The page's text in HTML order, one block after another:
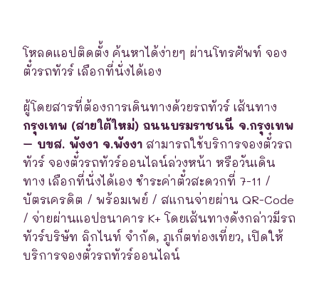
โหลดแอปติดตั้ง ค้นหาได้ง่ายๆ ผ่านโทรศัพท์ จอง
ตั๋วรถทัวร์ เลือกที่นั่งได้เอง
ผู้โดยสารที่ต้องการเดินทางด้วยรถทัวร์ เส้นทาง
กรุงเทพ (สายใต้ใหม่) ถนนบรมราชนนี จ.กรุงเทพ
– บขส. พังงา จ.พังงา สามารถใช้บริการจองตั๋วรถ
ทัวร์ จองตั๋วรถทัวร์ออนไลน์ล่วงหน้า หรือวันเดิน
ทาง เลือกที่นั่งได้เอง ชำระค่าตั๋วสะดวกที่ 7-11 /
บัตรเครดิต / พร้อมเพย์ / สแกนจ่ายผ่าน QR-Code
/ จ่ายผ่านแอปธนาคาร K+ โดยเส้นทางดังกล่าวมีรถ
ทัวร์บริษัท ลิกไนท์ จำกัด, ภูเก็ตท่องเที่ยว, เปิดให้
บริการจองตั๋วรถทัวร์ออนไลน์